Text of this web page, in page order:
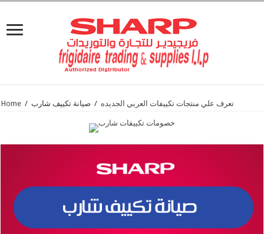
Home / تعرف علي منتجات تكييفات العربي الجديده / صيانة تكييف شارب